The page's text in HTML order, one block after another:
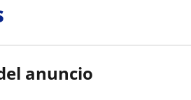
anuncio